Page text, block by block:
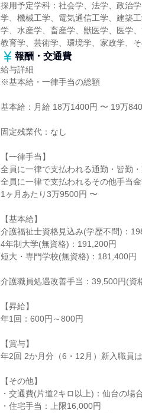
採用予定学科：社会学、法学、政治
学、機械工学、電気通信工学、建築
学、水産学、畜産学、獣医学、医学
教育学、芸術学、環境学、家政学、
報酬・交通費
給与詳細
※基本給・一律手当の総額
基本給：月給 18万1400円 〜 19万
固定残業代：なし
【一律手当】
全員に一律で支払われる通勤・皆勤
全員に一律で支払われるその他手当
1ヶ月あたり3万9500円 〜
【基本給】
介護福祉士資格見込み(学歴不問)：
4年制大学(無資格)：191,200円
短大・専門学校(無資格)：181,400円
介護職員処遇改善手当：39,500円(資
【昇給】
年1回：600円～800円
【賞与】
年2回 2か月分（6・12月）新入職員
【その他】
・交通費(片道2キロ以上)：仙台の場
・住宅手当：上限16,000円